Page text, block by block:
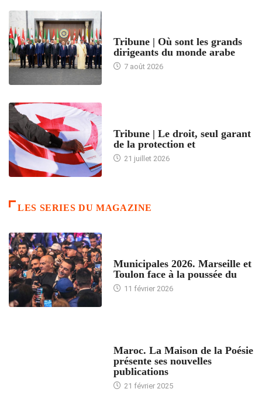
Tribune | Où sont les grands
dirigeants du monde arabe
7 août 2026
Tribune | Le droit, seul garant
de la protection et
21 juillet 2026
LES SERIES DU MAGAZINE
Municipales 2026. Marseille et
Toulon face à la poussée du
11 février 2026
Maroc. La Maison de la Poésie
présente ses nouvelles
publications
21 février 2025